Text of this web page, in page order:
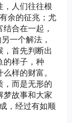
，人们往往根
余的征兆；尤
合在一起，
一个解法，
，首先判断出
的样子，种
样的财富。
，而是无形的
梦故事和大家
，经过有如顺